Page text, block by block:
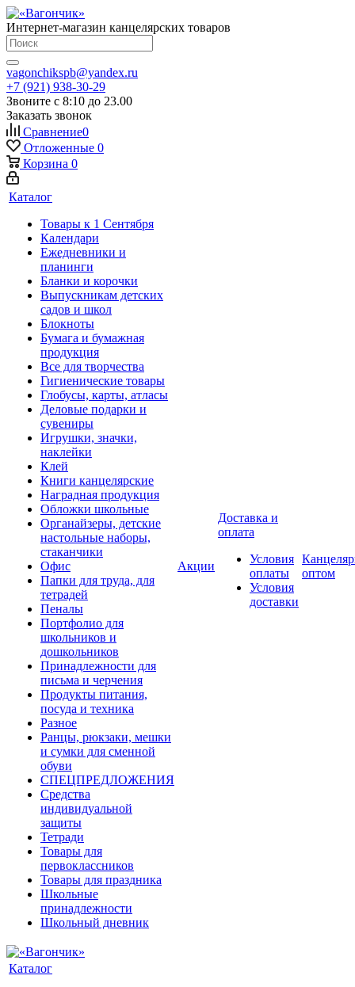
Интернет-магазин канцелярских товаров
vagonchikspb@yandex.ru
+7 (921) 938-30-29
Звоните с 8:10 до 23.00
Заказать звонок
Сравнение0
Отложенные 0
Корзина 0
Каталог
Товары к 1 Сентября
Календари
Ежедневники и
планинги
Бланки и корочки
Выпускникам детских
садов и школ
Блокноты
Бумага и бумажная
продукция
Все для творчества
Гигиенические товары
Глобусы, карты, атласы
Деловые подарки и
сувениры
Игрушки, значки,
наклейки
Клей
Книги канцелярские
Наградная продукция
Обложки школьные
Органайзеры, детские
настольные наборы,
стаканчики
Офис
Папки для труда, для
тетрадей
Пеналы
Портфолио для
школьников и
дошкольников
Принадлежности для
письма и черчения
Продукты питания,
посуда и техника
Разное
Ранцы, рюкзаки, мешки
и сумки для сменной
обуви
СПЕЦПРЕДЛОЖЕНИЯ
Средства
индивидуальной
защиты
Тетради
Товары для
первоклассников
Товары для праздника
Школьные
принадлежности
Школьный дневник
Акции
Доставка и
оплата
Условия
оплаты
Условия
доставки
оптом
Каталог